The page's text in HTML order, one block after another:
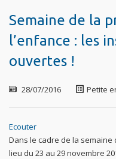
Semaine de la
l’enfance : les
ouvertes !
28/07/2016 Petite
Ecouter
Dans le cadre de la semaine
lieu du 23 au 29 novembre